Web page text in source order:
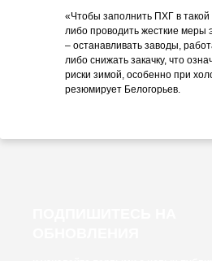
«Чтобы заполнить ПХГ в такой
либо проводить жесткие меры
– останавливать заводы,
либо снижать закачку, что
риски зимой, особенно при
резюмирует Белогорьев.